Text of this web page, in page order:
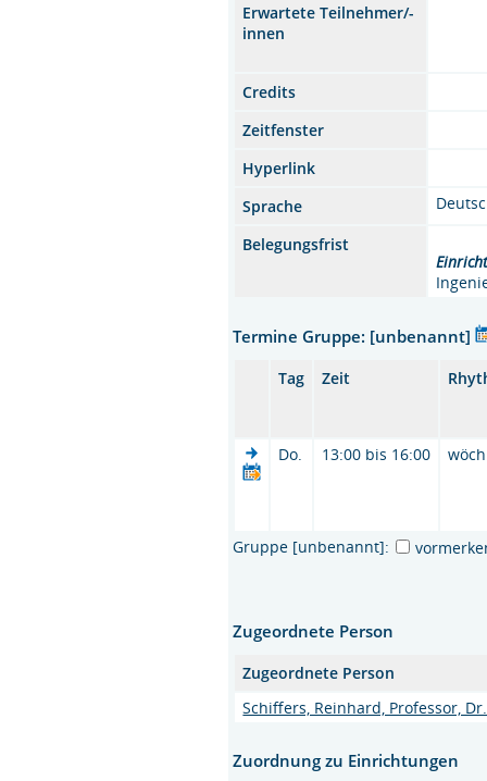
Erwartete Teilnehmer/-
innen
Credits
Zeitfenster
Hyperlink
Sprache
Belegungsfrist
Termine Gruppe: [unbenannt]
Tag Zeit
Do. 13:00 bis 16:00
Gruppe [unbenannt]:
Zugeordnete Person
Zugeordnete Person
Schiffers, Reinhard, Professor,
Zuordnung zu Einrichtungen